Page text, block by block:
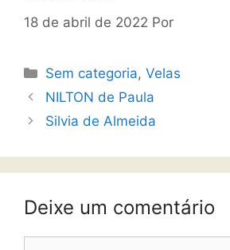
18 de abril de 2022 Por
Sem categoria,Velas
NILTON de Paula
Silvia de Almeida
Deixe um comentário